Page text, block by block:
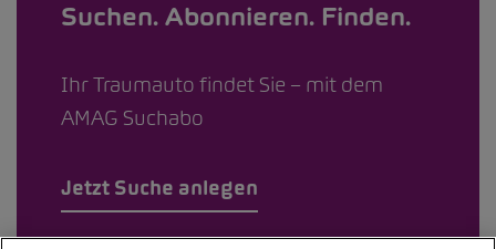
Suchen. Abonnieren. Finden.
Ihr Traumauto findet Sie – mit dem
AMAG Suchabo
Jetzt Suche anlegen